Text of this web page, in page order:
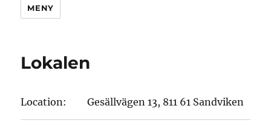
MENY
Lokalen
Location: Gesällvägen 13, 811 61 Sandviken